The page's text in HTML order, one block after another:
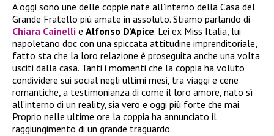
A oggi sono une delle coppie nate all’interno della Casa del
Grande Fratello più amate in assoluto. Stiamo parlando di
Chiara Cainelli e Alfonso D’Apice. Lei ex Miss Italia, lui
napoletano doc con una spiccata attitudine imprenditoriale,
fatto sta che la loro relazione è proseguita anche una volta
usciti dalla casa. Tanti i momenti che la coppia ha voluto
condividere sui social negli ultimi mesi, tra viaggi e cene
romantiche, a testimonianza di come il loro amore, nato sì
all’interno di un reality, sia vero e oggi più forte che mai.
Proprio nelle ultime ore la coppia ha annunciato il
raggiungimento di un grande traguardo.